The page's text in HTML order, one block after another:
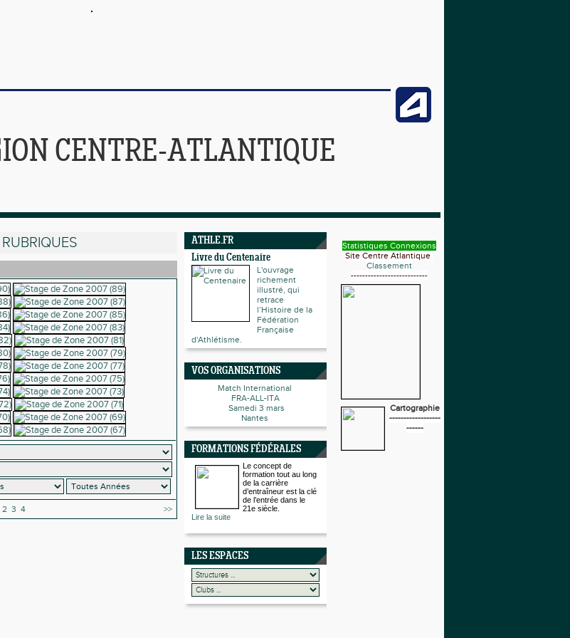
CENTRE-ATLANTIQUE
2 3 4 >>
ATHLE.FR
Livre du Centenaire
L'ouvrage
richement
illustré, qui
retrace
l’Histoire de la
Fédération
Française
d'Athlétisme.
VOS ORGANISATIONS
Match International
FRA-ALL-ITA
Samedi 3 mars
Nantes
FORMATIONS FÉDÉRALES
Le concept de
formation tout au long
de la carrière
d’entraîneur est la clé
de l’entrée dans le
21e siècle.
Lire la suite
LES ESPACES
Statistiques Connexions
Site Centre Atlantique
Classement
---------------------------
Cartographie
------------------
------